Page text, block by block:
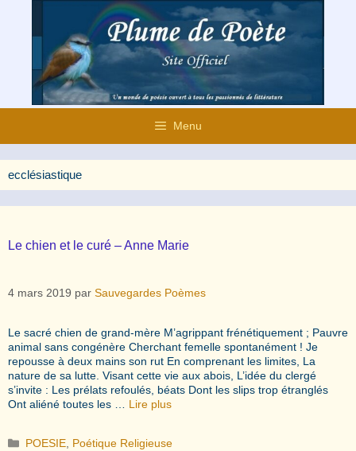
contenu
Menu
ecclésiastique
Le chien et le curé – Anne Marie
4 mars 2019 par Sauvegardes Poèmes
Le sacré chien de grand-mère M’agrippant frénétiquement ; Pauvre
animal sans congénère Cherchant femelle spontanément ! Je
repousse à deux mains son rut En comprenant les limites, La
nature de sa lutte. Visant cette vie aux abois, L’idée du clergé
s’invite : Les prélats refoulés, béats Dont les slips trop étranglés
Ont aliéné toutes les … Lire plus
Catégories
POESIE Poétique Religieuse